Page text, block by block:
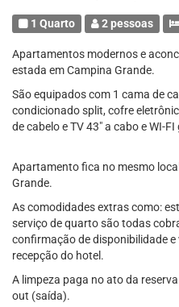
1 Quarto 2 pessoas
Apartamentos modernos e
estada em Campina Grande.
São equipados com 1 cama de
condicionado split, cofre
de cabelo e TV 43" a cabo e WI-
Apartamento fica no mesmo
Grande.
As comodidades extras como:
serviço de quarto são todas
confirmação de disponibilidade
recepção do hotel.
A limpeza paga no ato da
out (saída).